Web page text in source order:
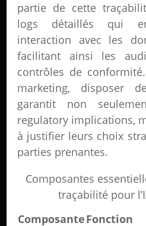
partie de cette
logs détaillés qui
interaction avec les
facilitant ainsi les
contrôles de
marketing, disposer
garantit non
regulatory implications,
à justifier leurs choix
parties prenantes.
Composantes
traçabilité pour
ComposanteFonction